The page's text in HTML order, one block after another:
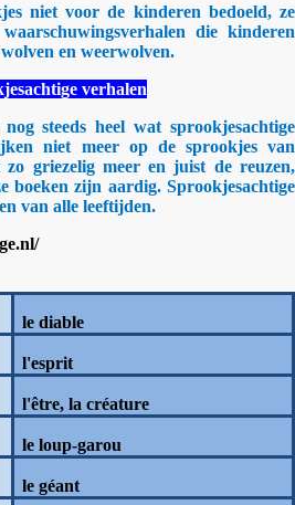
niet voor de kinderen bedoeld, ze
die kinderen
en weerwolven.
verhalen
steeds heel wat sprookjesachtige
niet meer op de sprookjes van
griezelig meer en juist de reuzen,
boeken zijn aardig. Sprookjesachtige
van alle leeftijden.
le diable
l'esprit
l'être, la créature
le loup-garou
le géant